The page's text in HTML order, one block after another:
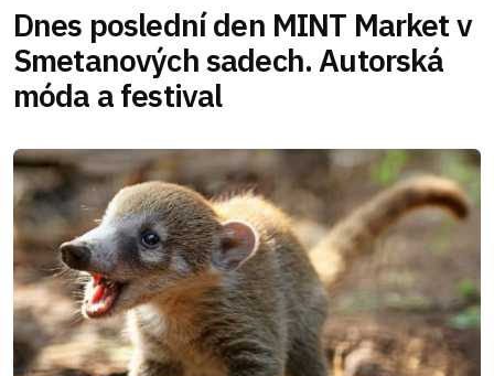
Dnes poslední den MINT Market v
Smetanových sadech. Autorská
móda a festival